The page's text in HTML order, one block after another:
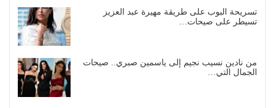
تسريحة البوب على طريقة مهيرة عبد العزيز
تسيطر على صيحات…
من نادين نسيب نجيم إلى ياسمين صبري.. صيحات
الجمال التي…